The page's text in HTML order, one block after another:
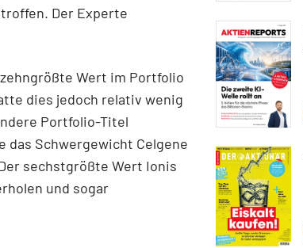
Der Experte
Wert im Portfolio
dies jedoch relativ wenig
Portfolio-Titel
das Schwergewicht Celgene
sechstgrößte Wert Ionis
und sogar